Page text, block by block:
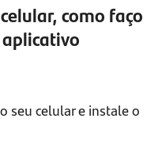
como faço
seu celular e instale o